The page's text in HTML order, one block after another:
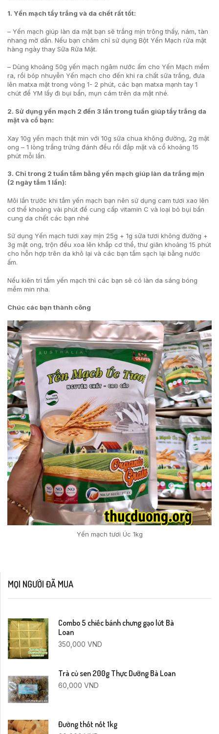
1. Yến mạch tẩy trắng và da chết rất tốt:
– Yến mạch giúp làn da mặt bạn sẽ trắng mịn trông thấy, nám, tàn
nhang mờ dần. Nếu bạn chăm chỉ sử dụng Bột Yến Mạch rửa mặt
hàng ngày thay Sữa Rửa Mặt.
– Dùng khoảng 50g yến mạch ngâm nước ấm cho Yến Mạch mềm
ra, rồi bóp nhuyễn Yến mạch cho đến khi ra chất sữa trắng, đưa
lên matxa mặt trong vòng 1- 2 phút, các bạn matxa mạnh tay 1
chút để YM lấy đi bụi bẩn, mụn cám trên da mặt nhé.
2. Sử dụng yến mạch 2 đến 3 lần trong tuần giúp tẩy trắng da
mặt và cổ bạn:
Xay 10g yến mạch thật min với 10g sữa chua không đường, 2g mật
ong – 1 lòng trắng trứng đánh đều rồi đắp mặt và cổ khoảng 15
phút mỗi lần.
3. Chỉ trong 2 tuần tắm bằng yến mạch giúp làn da trắng mịn
(2 ngày tắm 1 lần):
Môi lần trước khi tắm yến mạch bạn nên sử dụng cam tươi xao lên
cơ thể khoảng vài phút để cung cấp vitamin C và loại bỏ bụi bẩn
cung da chết các bạn nhé
Sử dụng Yến mạch tươi xay mịn 25g + 1g sữa tươi không đường +
3g mật ong, trộn đều xoa lên khắp cơ thể, thư giãn khoảng 15 phút
cho hỗn hợp trên da khô lại và các bạn tắm sạch lại bằng nước
ấm.
Nếu kiên trì tắm yến mạch thì các bạn sẽ có làn da sáng bóng
mềm min nha.
Chúc các bạn thành công
Yến mạch tươi Úc 1kg
MỌI NGƯỜI ĐÃ MUA
Combo 5 chiếc bánh chưng gạo lứt Bà
Loan
350,000VND
Trà củ sen 200g Thực Dưỡng Bà Loan
60,000VND
Đường thốt nốt 1kg